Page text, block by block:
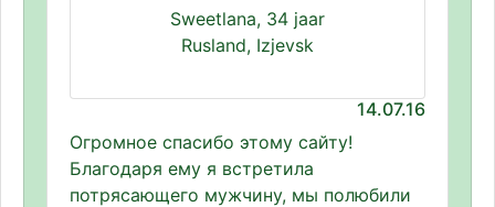
Sweetlana, 34 jaar
Rusland, Izjevsk
14.07.16
Огромное спасибо этому сайту!
Благодаря ему я встретила
потрясающего мужчину, мы полюбили